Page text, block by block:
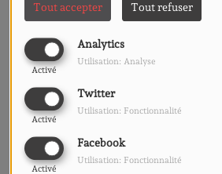
Tout accepter Tout refuser
Analytics
Activé
Utilisation: Analyse
Twitter
Activé
Utilisation: Fonctionnalité
Facebook
Activé
Utilisation: Fonctionnalité